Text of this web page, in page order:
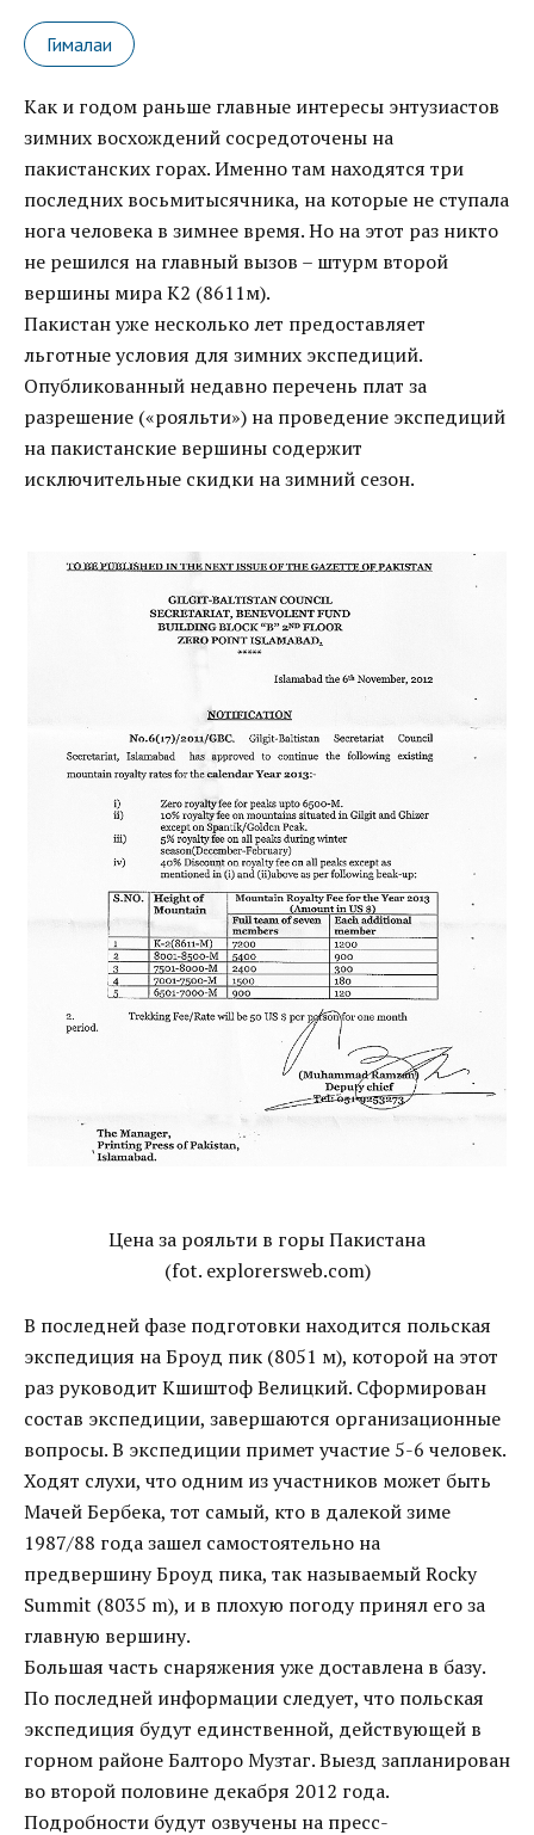
Гималаи
Как и годом раньше главные интересы энтузиастов
зимних восхождений сосредоточены на
пакистанских горах. Именно там находятся три
последних восьмитысячника, на которые не ступала
нога человека в зимнее время. Но на этот раз никто
не решился на главный вызов – штурм второй
вершины мира К2 (8611м).
Пакистан уже несколько лет предоставляет
льготные условия для зимних экспедиций.
Опубликованный недавно перечень плат за
разрешение («рояльти») на проведение экспедиций
на пакистанские вершины содержит
исключительные скидки на зимний сезон.
Цена за рояльти в горы Пакистана
(fot. explorersweb.com)
В последней фазе подготовки находится польская
экспедиция на Броуд пик (8051 м), которой на этот
раз руководит Кшиштоф Велицкий. Сформирован
состав экспедиции, завершаются организационные
вопросы. В экспедиции примет участие 5-6 человек.
Ходят слухи, что одним из участников может быть
Мачей Бербека, тот самый, кто в далекой зиме
1987/88 года зашел самостоятельно на
предвершину Броуд пика, так называемый Rocky
Summit (8035 m), и в плохую погоду принял его за
главную вершину.
Большая часть снаряжения уже доставлена в базу.
По последней информации следует, что польская
экспедиция будут единственной, действующей в
горном районе Балторо Музтаг. Выезд запланирован
во второй половине декабря 2012 года.
Подробности будут озвучены на пресс-